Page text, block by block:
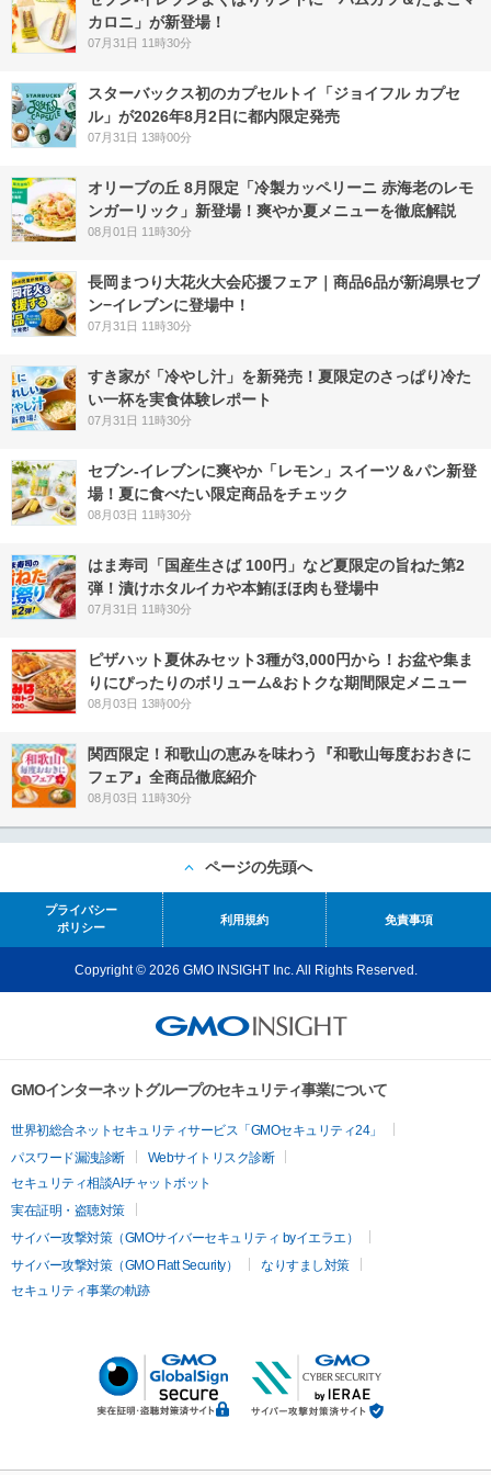
カロニ」が新登場！
07月31日 11時30分
スターバックス初のカプセルトイ「ジョイフル カプセ
ル」が2026年8月2日に都内限定発売
07月31日 13時00分
オリーブの丘 8月限定「冷製カッペリーニ 赤海老のレモ
ンガーリック」新登場！爽やか夏メニューを徹底解説
08月01日 11時30分
長岡まつり大花火大会応援フェア｜商品6品が新潟県セブ
ン−イレブンに登場中！
07月31日 11時30分
すき家が「冷やし汁」を新発売！夏限定のさっぱり冷た
い一杯を実食体験レポート
07月31日 11時30分
セブン‐イレブンに爽やか「レモン」スイーツ＆パン新登
場！夏に食べたい限定商品をチェック
08月03日 11時30分
はま寿司「国産生さば 100円」など夏限定の旨ねた第2
弾！漬けホタルイカや本鮪ほほ肉も登場中
07月31日 11時30分
ピザハット夏休みセット3種が3,000円から！お盆や集ま
りにぴったりのボリューム&おトクな期間限定メニュー
08月03日 13時00分
関西限定！和歌山の恵みを味わう『和歌山毎度おおきに
フェア』全商品徹底紹介
08月03日 11時30分
ページの先頭へ
プライバシー
ポリシー
利用規約 免責事項
Copyright © 2026 GMO INSIGHT Inc. All Rights Reserved.
GMOインターネットグループのセキュリティ事業について
世界初総合ネットセキュリティサービス「GMOセキュリティ24」
パスワード漏洩診断
Webサイトリスク診断
セキュリティ相談AIチャットボット
実在証明・盗聴対策
サイバー攻撃対策（GMOサイバーセキュリティ byイエラエ）
サイバー攻撃対策（GMO Flatt Security）
なりすまし対策
セキュリティ事業の軌跡